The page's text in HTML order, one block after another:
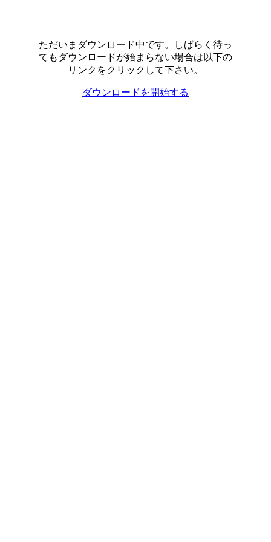
ただいまダウンロード中です。しばらく待っ
てもダウンロードが始まらない場合は以下の
リンクをクリックして下さい。
ダウンロードを開始する